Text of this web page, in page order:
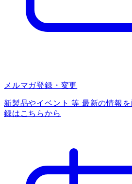
メルマガ登録・変更
新製品やイベント 等 最新の情報
録はこちらから